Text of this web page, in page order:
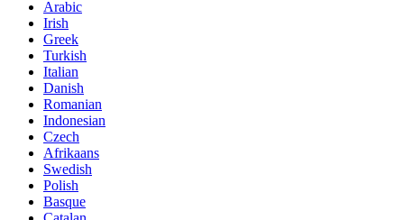
Arabic
Irish
Greek
Turkish
Italian
Danish
Romanian
Indonesian
Czech
Afrikaans
Swedish
Polish
Basque